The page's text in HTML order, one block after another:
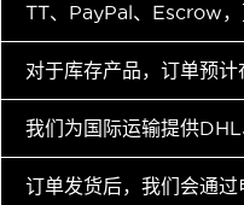
TT、PayPal、Escrow，
对于库存产品，订单预计
我们为国际运输提供
订单发货后，我们会通